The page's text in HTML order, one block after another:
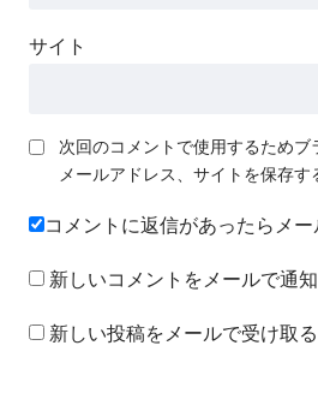
サイト
次回のコメントで使用するためブ
メールアドレス、サイトを保存す
コメントに返信があったらメー
新しいコメントをメールで通知
新しい投稿をメールで受け取る